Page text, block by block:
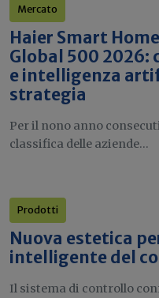
Mercato
Haier Smart
Global 500 2026:
e intelligenza
strategia
Per il nono anno
classifica delle aziende...
Prodotti
Nuova estetica
intelligente del
Il sistema di controllo